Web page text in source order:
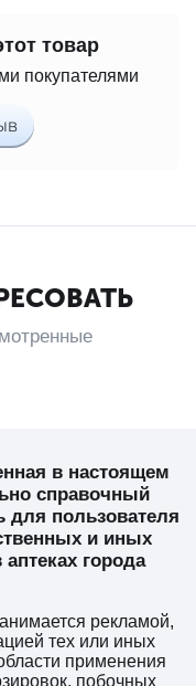
товар
покупателями
в настоящем
справочный
для пользователя
и иных
города
рекламой,
тех или иных
применения
побочных